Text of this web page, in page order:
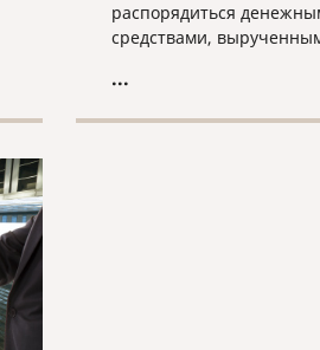
распорядиться
средствами,
своему усмотрению.
...